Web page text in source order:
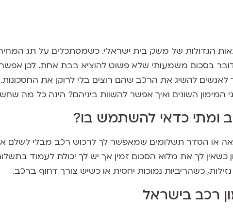
הגדולות של משק בית ישראלי. כשמסתכלים על תג
בסכום משמעותי שלא פשוט להוציא בבת אחת. לכן
להשיג את הרכב שהם רוצים בלי לרוקן את
המימון השונים ואיך אפשר להשוות ביניהם? הינה כל מה
ומתי כדאי להשתמש בו?
או הסדר תשלומים שמאפשר לך לרכוש רכב מבלי לשלם
כשאין לך את מלוא הסכום זמין אך יש לך יכולת לעמוד
כשהריביות נמוכות יחסית או כשיש צורך דחוף ברכב.
רכב בישראל